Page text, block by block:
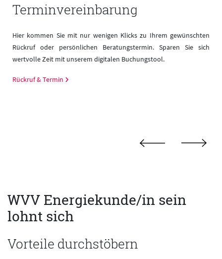
Terminvereinbarung
Hier kommen Sie mit nur wenigen Klicks zu Ihrem gewünschten
Rückruf oder persönlichen Beratungstermin. Sparen Sie sich
wertvolle Zeit mit unserem digitalen Buchungstool.
Rückruf & Termin
WVV Energiekunde/in sein
lohnt sich
Vorteile durchstöbern